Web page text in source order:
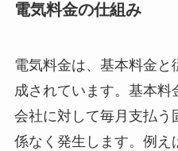
電気料金の仕組み
電気料金は、基本料金
成されています。基本料
会社に対して毎月支払う
係なく発生します。例え